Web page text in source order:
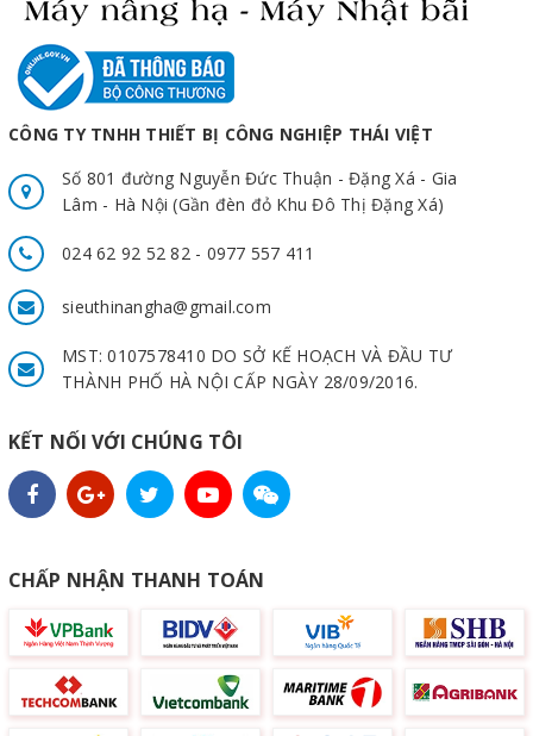
CÔNG TY TNHH THIẾT BỊ CÔNG NGHIỆP THÁI VIỆT
Số 801 đường Nguyễn Đức Thuận - Đặng Xá - Gia
Lâm - Hà Nội (Gần đèn đỏ Khu Đô Thị Đặng Xá)
024 62 92 52 82 - 0977 557 411
sieuthinangha@gmail.com
MST: 0107578410 DO SỞ KẾ HOẠCH VÀ ĐẦU TƯ
THÀNH PHỐ HÀ NỘI CẤP NGÀY 28/09/2016.
KẾT NỐI VỚI CHÚNG TÔI
CHẤP NHẬN THANH TOÁN